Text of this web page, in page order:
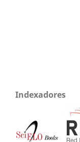
Indexadores